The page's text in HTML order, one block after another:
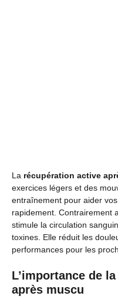
La récupération active
exercices légers et des
entraînement pour aider
rapidement. Contrairement
stimule la circulation
toxines. Elle réduit les
performances pour les
L’importance de
après muscu